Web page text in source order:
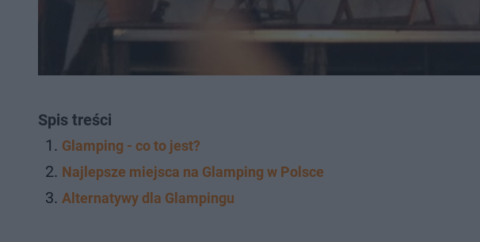
Spis treści
Glamping - co to jest?
Najlepsze miejsca na Glamping w Polsce
Alternatywy dla Glampingu